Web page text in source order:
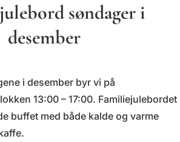
søndager i
desember
i desember byr vi på
13:00 – 17:00. Familiejulebordet
buffet med både kalde og varme